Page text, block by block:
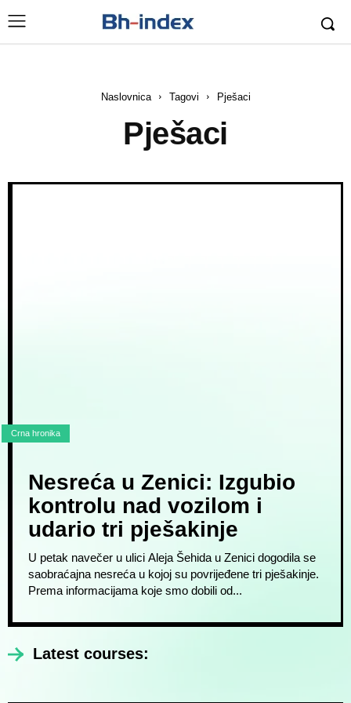
Naslovnica Tagovi Pješaci
Pješaci
Crna hronika
Nesreća u Zenici: Izgubio
kontrolu nad vozilom i
udario tri pješakinje
U petak navečer u ulici Aleja Šehida u Zenici dogodila se
saobraćajna nesreća u kojoj su povrijeđene tri pješakinje.
Prema informacijama koje smo dobili od...
Latest courses: